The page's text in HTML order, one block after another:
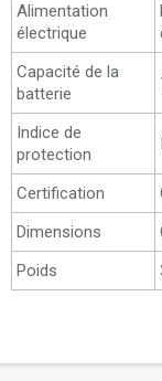
Alimentation
électrique
Capacité de la
batterie
Indice de
protection
Certification
Dimensions
Poids